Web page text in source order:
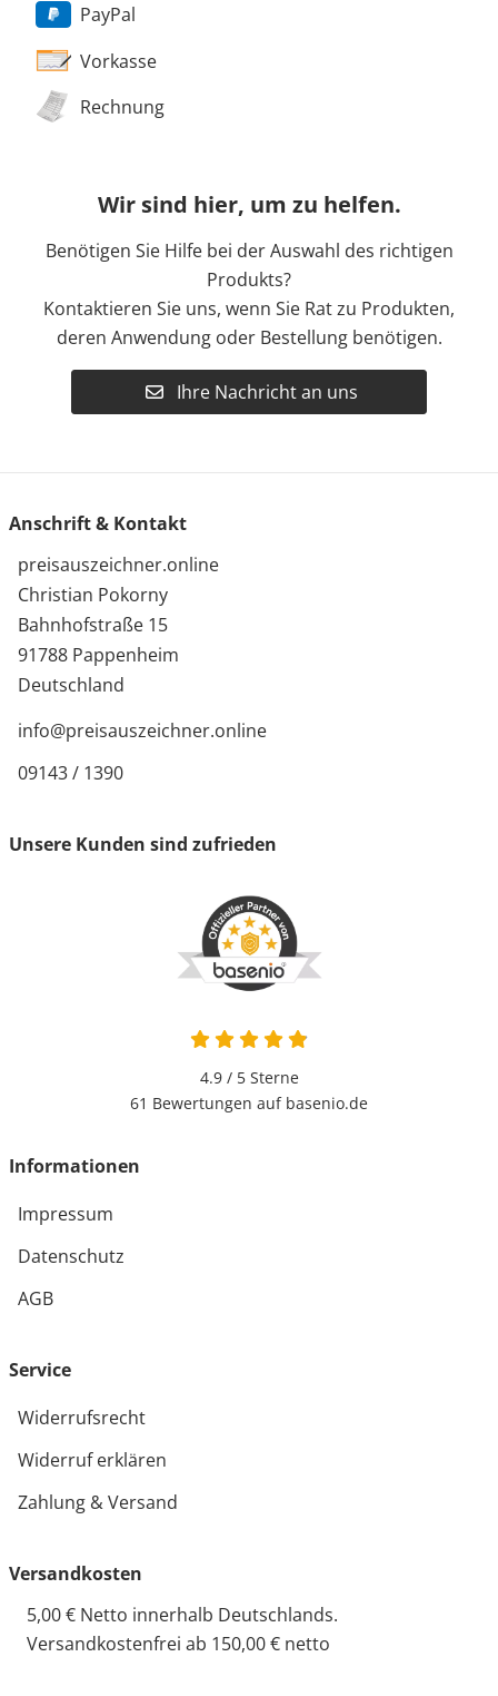
PayPal
Vorkasse
Rechnung
Wir sind hier, um zu helfen.
Benötigen Sie Hilfe bei der Auswahl des richtigen
Produkts?
Kontaktieren Sie uns, wenn Sie Rat zu Produkten,
deren Anwendung oder Bestellung benötigen.
Ihre Nachricht an uns
Anschrift & Kontakt
preisauszeichner.online
Christian Pokorny
Bahnhofstraße 15
91788 Pappenheim
Deutschland
info@preisauszeichner.online
09143 / 1390
Unsere Kunden sind zufrieden
4.9 / 5Sterne
61 Bewertungen auf basenio.de
Informationen
Impressum
Datenschutz
AGB
Service
Widerrufsrecht
Widerruf erklären
Zahlung & Versand
Versandkosten
5,00 € Netto innerhalb Deutschlands.
Versandkostenfrei ab 150,00 € netto